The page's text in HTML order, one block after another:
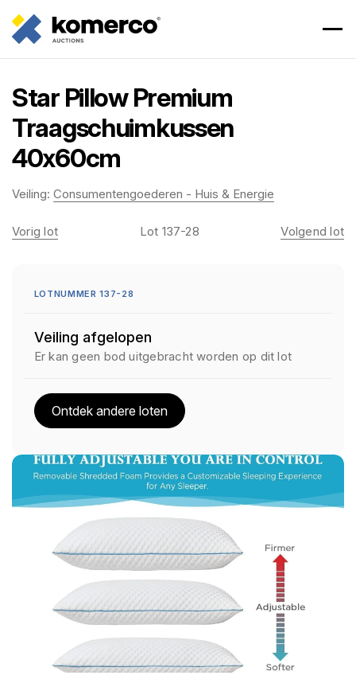
Star Pillow Premium
Traagschuimkussen
40x60cm
Veiling: Consumentengoederen - Huis & Energie
Vorig lot Lot 137-28 Volgend lot
LOTNUMMER 137-28
Veiling afgelopen
Er kan geen bod uitgebracht worden op dit lot
Ontdek andere loten